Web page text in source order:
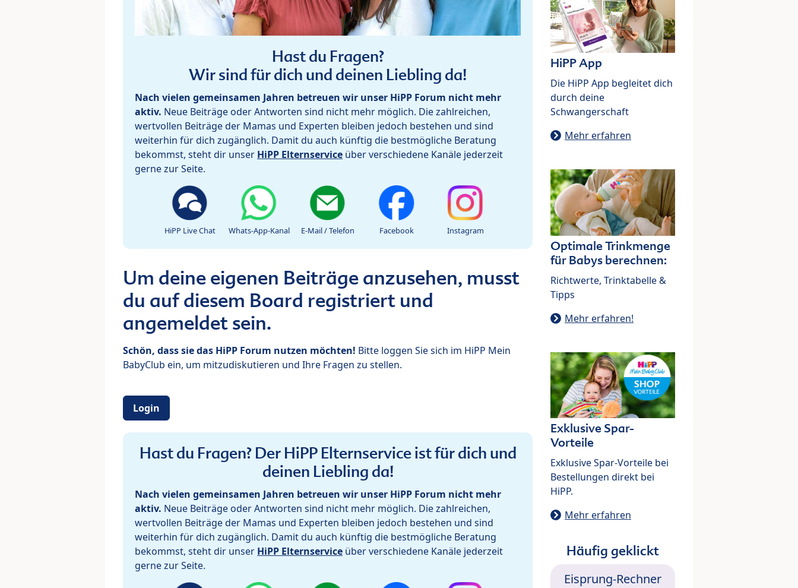
Hast du Fragen?
Wir sind für dich und deinen Liebling da!
Nach vielen gemeinsamen Jahren betreuen wir unser HiPP Forum nicht mehr
aktiv. Neue Beiträge oder Antworten sind nicht mehr möglich. Die zahlreichen,
wertvollen Beiträge der Mamas und Experten bleiben jedoch bestehen und sind
weiterhin für dich zugänglich. Damit du auch künftig die bestmögliche Beratung
bekommst, steht dir unser HiPP Elternservice über verschiedene Kanäle jederzeit
gerne zur Seite.
HiPP Live Chat Whats-App-Kanal E-Mail / Telefon Facebook Instagram
Um deine eigenen Beiträge anzusehen, musst
du auf diesem Board registriert und
angemeldet sein.
Schön, dass sie das HiPP Forum nutzen möchten! Bitte loggen Sie sich im HiPP Mein
BabyClub ein, um mitzudiskutieren und Ihre Fragen zu stellen.
Login
Hast du Fragen? Der HiPP Elternservice ist für dich und
deinen Liebling da!
Nach vielen gemeinsamen Jahren betreuen wir unser HiPP Forum nicht mehr
aktiv. Neue Beiträge oder Antworten sind nicht mehr möglich. Die zahlreichen,
wertvollen Beiträge der Mamas und Experten bleiben jedoch bestehen und sind
weiterhin für dich zugänglich. Damit du auch künftig die bestmögliche Beratung
bekommst, steht dir unser HiPP Elternservice über verschiedene Kanäle jederzeit
gerne zur Seite.
HiPP App
Die HiPP App begleitet dich
durch deine
Schwangerschaft
Mehr erfahren
Optimale Trinkmenge
für Babys berechnen:
Richtwerte, Trinktabelle &
Tipps
Mehr erfahren!
Exklusive Spar-
Vorteile
Exklusive Spar-Vorteile bei
Bestellungen direkt bei
HiPP.
Mehr erfahren
Häufig geklickt
Eisprung-Rechner